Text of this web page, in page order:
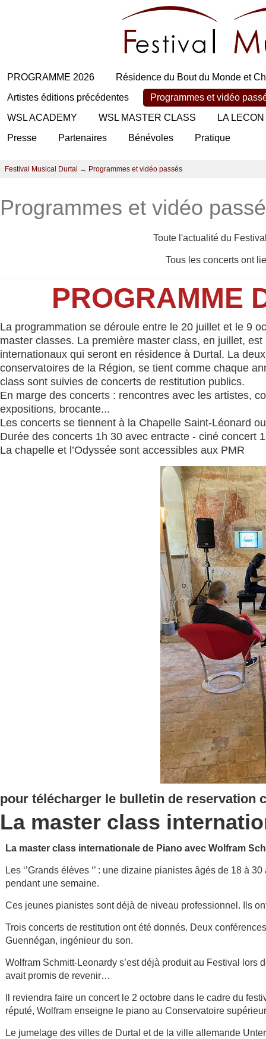
PROGRAMME 2026
Résidence du Bout du Monde et
Artistes éditions précédentes
Programmes et vidéo
WSL ACADEMY
WSL MASTER CLASS
LA
Presse
Partenaires Bénévoles Pratique
Festival Musical Durtal → Programmes et vidéo passés
Programmes et vidéo
Toute l'actualité du
Tous les concerts ont
PROGRAMME
La programmation se déroule entre le 20 juillet et le 9
master classes. La première master class, en juillet,
internationaux qui seront en résidence à Durtal. La
conservatoires de la Région, se tient comme chaque
class sont suivies de concerts de restitution publics.
En marge des concerts : rencontres avec les artistes,
expositions, brocante...
Les concerts se tiennent à la Chapelle Saint-Léonard
Durée des concerts 1h 30 avec entracte - ciné concert
La chapelle et l’Odyssée sont accessibles aux PMR
pour télécharger le bulletin de reservation
La master class
La master class internationale de Piano avec Wolfram
Les ‘’Grands élèves ‘’ : une dizaine pianistes âgés de 18 à
pendant une semaine.
Ces jeunes pianistes sont déjà de niveau professionnel. Ils
Trois concerts de restitution ont été donnés. Deux
Guennégan, ingénieur du son.
Wolfram Schmitt-Leonardy s’est déjà produit au Festival
avait promis de revenir…
Il reviendra faire un concert le 2 octobre dans le cadre du
réputé, Wolfram enseigne le piano au Conservatoire
Le jumelage des villes de Durtal et de la ville allemande